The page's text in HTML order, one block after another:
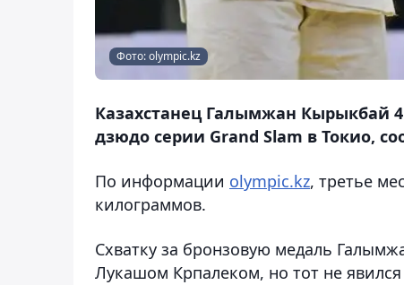
Фото: olympic.kz
Казахстанец Галымжан Кырыкбай
дзюдо серии Grand Slam в Токио,
По информации оlympic.kz, третье
килограммов.
Схватку за бронзовую медаль
Лукашом Крпалеком, но тот не